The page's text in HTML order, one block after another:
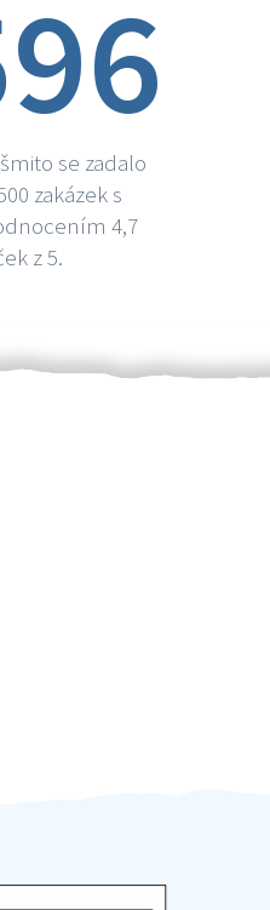
se zadalo
zakázek s
4,7
z 5.